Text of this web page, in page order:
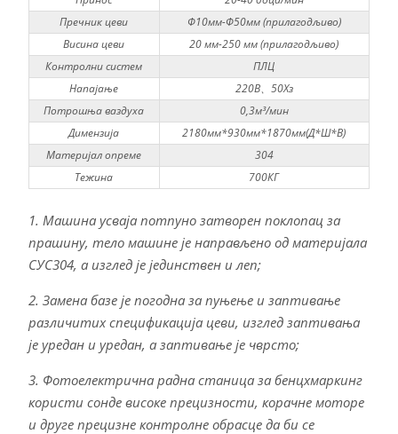
Пречник цеви
Φ10мм-Φ50мм (прилагодљиво)
Висина цеви
20 мм-250 мм (прилагодљиво)
Контролни систем
ПЛЦ
Напајање
220В、50Хз
Потрошња ваздуха
0,3м³/мин
Димензија
2180мм*930мм*1870мм(Д*Ш*В)
Материјал опреме
304
Тежина
700КГ
1. Машина усваја потпуно затворен поклопац за
прашину, тело машине је направљено од материјала
СУС304, а изглед је јединствен и леп;
2. Замена базе је погодна за пуњење и заптивање
различитих спецификација цеви, изглед заптивања
је уредан и уредан, а заптивање је чврсто;
3. Фотоелектрична радна станица за бенцхмаркинг
користи сонде високе прецизности, корачне моторе
и друге прецизне контролне обрасце да би се